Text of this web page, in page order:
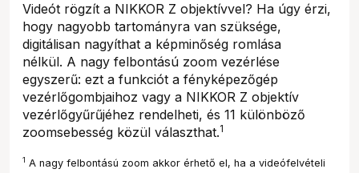
Videót rögzít a NIKKOR Z objektívvel? Ha úgy érzi,
hogy nagyobb tartományra van szüksége,
digitálisan nagyíthat a képminőség romlása
nélkül. A nagy felbontású zoom vezérlése
egyszerű: ezt a funkciót a fényképezőgép
vezérlőgombjaihoz vagy a NIKKOR Z objektív
vezérlőgyűrűjéhez rendelheti, és 11 különböző
zoomsebesség közül választhat.1
1 A nagy felbontású zoom akkor érhető el, ha a videófelvételi